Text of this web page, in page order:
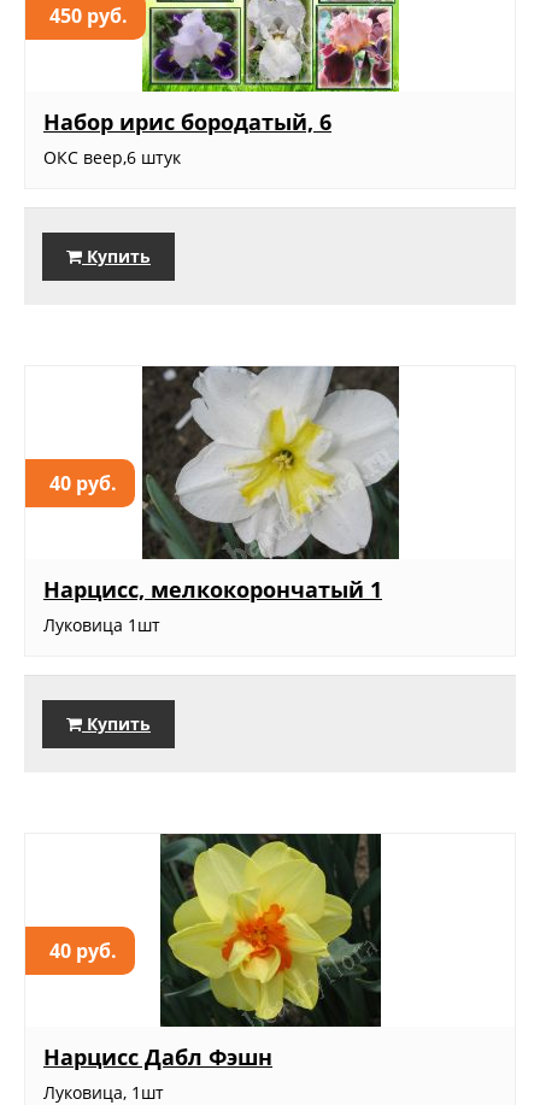
450 руб.
Набор ирис бородатый, 6
ОКС веер,6 штук
Купить
40 руб.
Нарцисс, мелкокорончатый 1
Луковица 1шт
Купить
40 руб.
Нарцисс Дабл Фэшн
Луковица, 1шт